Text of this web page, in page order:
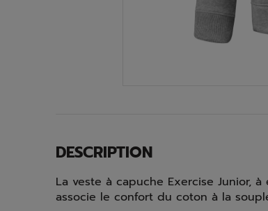
DESCRIPTION
La veste à capuche Exercise Junior,
associe le confort du coton à la